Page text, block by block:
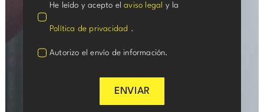
He leído y acepto elaviso legal y la
Política de privacidad .
Autorizo el envío de información.
ENVIAR